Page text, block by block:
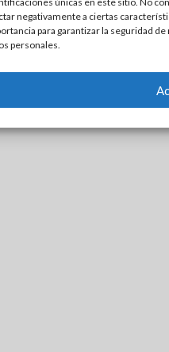
negativamente a ciertas
para garantizar la seguridad
personales.